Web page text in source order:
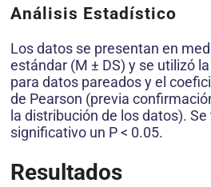
Análisis Estadístico
Los datos se presentan en
estándar (M ± DS) y se utilizó
para datos pareados y el
de Pearson (previa
la distribución de los datos).
significativo un P < 0.05.
Resultados